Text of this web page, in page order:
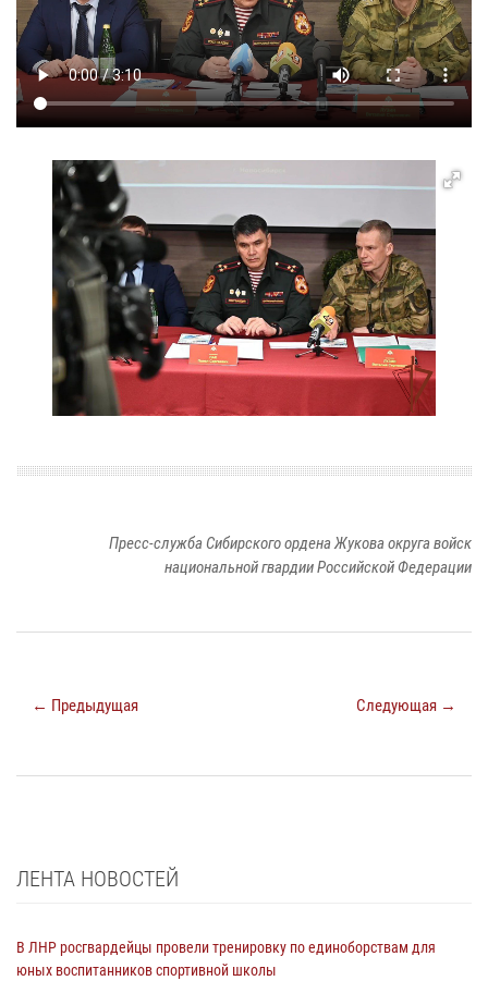
Пресс-служба Сибирского ордена Жукова округа войск
национальной гвардии Российской Федерации
← Предыдущая Следующая →
ЛЕНТА НОВОСТЕЙ
В ЛНР росгвардейцы провели тренировку по единоборствам для
юных воспитанников спортивной школы